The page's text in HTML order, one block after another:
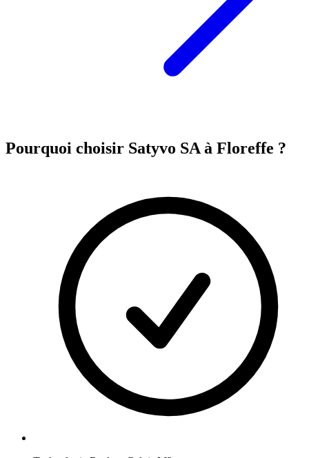
Pourquoi choisir Satyvo SA à Floreffe ?